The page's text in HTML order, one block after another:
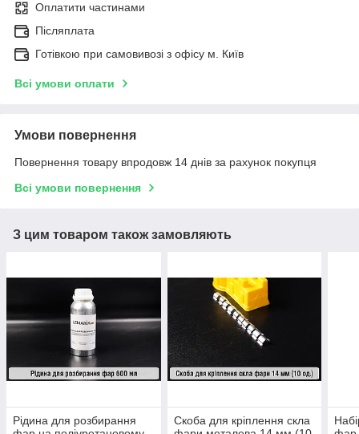
Оплатити частинами
Післяплата
Готівкою при самовивозі з офісу м. Київ
Всі умови оплати
Умови повернення
Повернення товару впродовж 14 днів за рахунок покупця
Всі умови повернення
З цим товаром також замовляють
Рідина для розбирання
Скоба для кріплення скла